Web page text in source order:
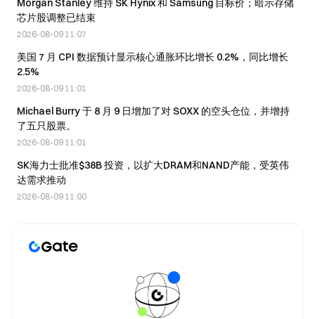
芯片股调整已结束
2026-08-09 11:07
美国 7 月 CPI 数据预计显示核心通胀环比增长 0.2%，同比增长
2.5%
2026-08-09 11:01
Michael Burry 于 8 月 9 日增加了对 SOXX 的空头仓位，并增持
了五只股票。
2026-08-09 11:01
SK海力士批准$38B 投资，以扩大DRAM和NAND产能，受英伟
达需求推动
2026-08-09 11:00